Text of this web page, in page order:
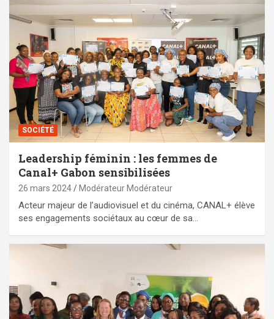
SOCIÉTÉ
Leadership féminin : les femmes de
Canal+ Gabon sensibilisées
26 mars 2024 Modérateur Modérateur
Acteur majeur de l’audiovisuel et du cinéma, CANAL+ élève
ses engagements sociétaux au cœur de sa…